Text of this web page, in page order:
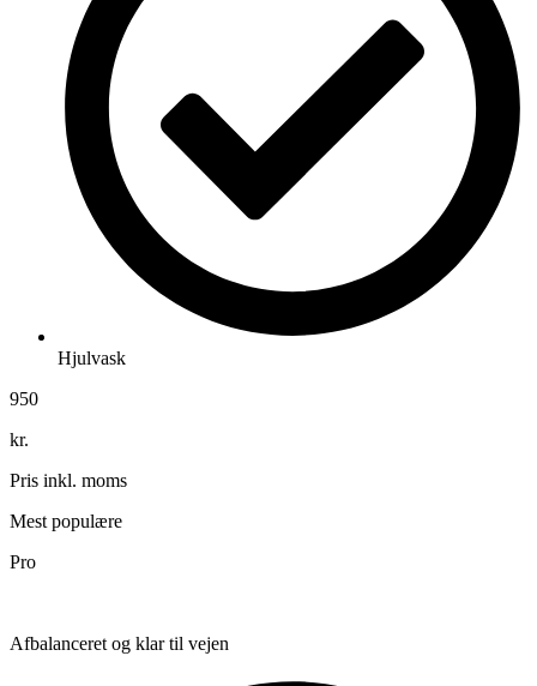
Hjulvask
950
kr.
Pris inkl. moms
Mest populære
Pro
Afbalanceret og klar til vejen